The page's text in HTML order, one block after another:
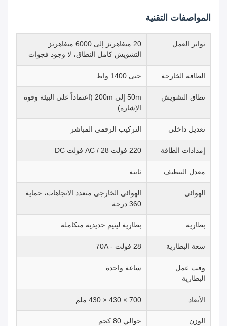
المواصفات التقنية
تواتر العمل
20 ميغاهرتز إلى 6000 ميغاهرتز
التشويش كامل النطاق، لا وجود فجوات
الطاقة الخارجة حتى 1400 واط
نطاق التشويش
50m إلى 200m (اعتماداً على البيئة وقوة
الإشارة)
تعديل داخلي التركيب الرقمي المباشر
إمدادات الطاقة 220 فولت AC / 28 فولت DC
معدل التنظيف ثابتة
الهوائي
الهوائي الخارجي متعدد الاتجاهات، حماية
360 درجة
بطارية بطارية ليتيم حديدية متكاملة
سعة البطارية 28 فولت - 70A
وقت عمل
البطارية
ساعة واحدة
الأبعاد 700 × 430 × 430 ملم
الوزن حوالي 80 كجم